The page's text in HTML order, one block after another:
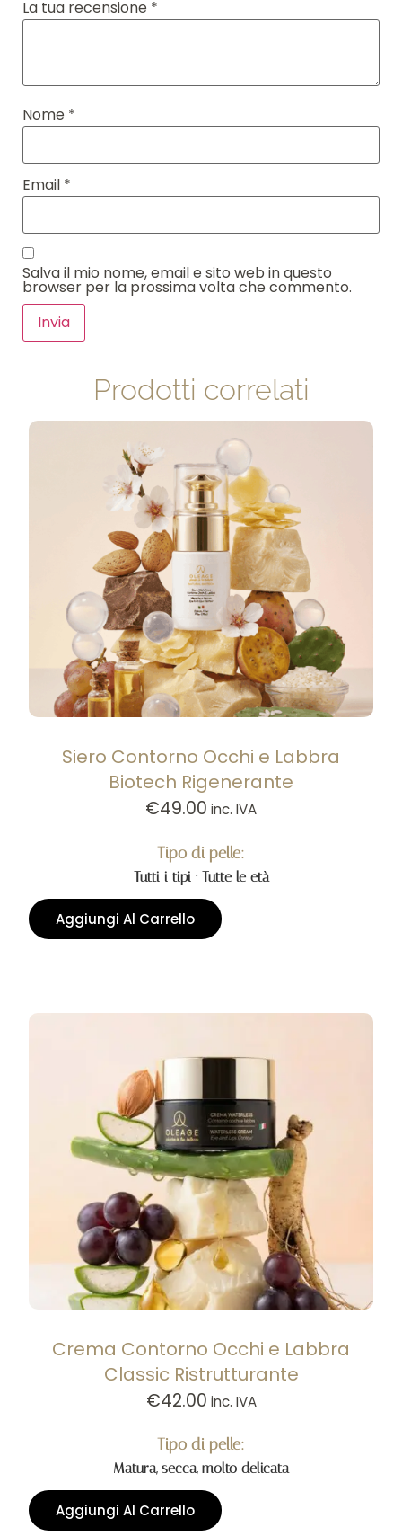
La tua recensione *
Nome *
Email *
Salva il mio nome, email e sito web in questo
browser per la prossima volta che commento.
Prodotti correlati
Siero Contorno Occhi e Labbra
Biotech Rigenerante
€49.00 inc. IVA
Tipo di pelle:
Tutti i tipi · Tutte le età
Aggiungi Al Carrello
Crema Contorno Occhi e Labbra
Classic Ristrutturante
€42.00 inc. IVA
Tipo di pelle:
Matura, secca, molto delicata
Aggiungi Al Carrello